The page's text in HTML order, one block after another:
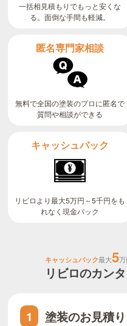
一括相見積もりでもっと安くな
る。面倒な手間も軽減。
匿名専門家相談
無料で全国の塗装のプロに匿名で
質問や相談ができる
キャッシュバック
リビロより最大5万円～5千円をも
れなく現金バック
キャッシュバック最大5万
リビロのカン
1 塗装のお見積